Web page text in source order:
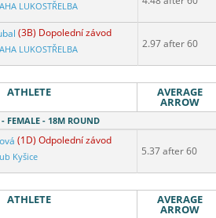
LUKOSTŘELBA
(3B) Dopolední závod
LUKOSTŘELBA 2.97 after 60
ATHLETE AVERAGE
ARROW
- FEMALE - 18M ROUND
(1D) Odpolední závod
Kyšice 5.37 after 60
ATHLETE AVERAGE
ARROW